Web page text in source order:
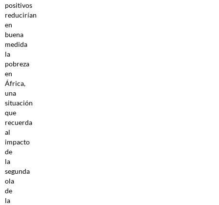
positivos
reducirían
en
buena
medida
la
pobreza
en
África,
una
situación
que
recuerda
al
impacto
de
la
segunda
ola
de
la